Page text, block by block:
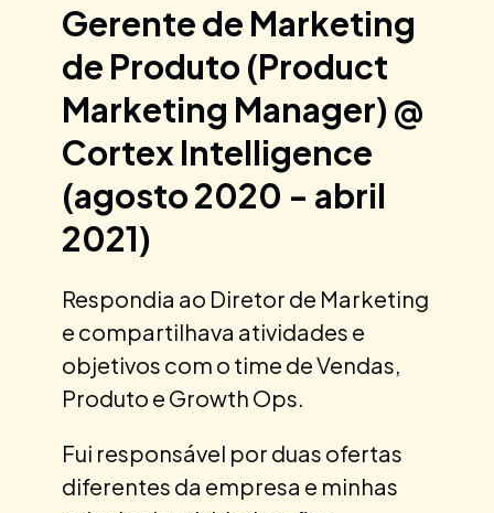
Gerente de Marketing
de Produto (Product
Marketing Manager) @
Cortex Intelligence
(agosto 2020 - abril
2021)
Respondia ao Diretor de Marketing
e compartilhava atividades e
objetivos com o time de Vendas,
Produto e Growth Ops.
Fui responsável por duas ofertas
diferentes da empresa e minhas